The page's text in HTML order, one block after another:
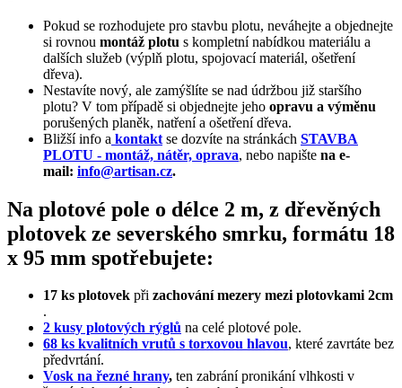
Pokud se rozhodujete pro stavbu plotu, neváhejte a objednejte
si rovnou montáž plotu s kompletní nabídkou materiálu a
dalších služeb (výplň plotu, spojovací materiál, ošetření
dřeva).
Nestavíte nový, ale zamýšlíte se nad údržbou již staršího
plotu? V tom případě si objednejte jeho opravu a výměnu
porušených planěk, natření a ošetření dřeva.
Bližší info a kontakt se dozvíte na stránkách STAVBA
PLOTU - montáž, nátěr, oprava, nebo napište na e-
mail: info@artisan.cz.
Na plotové pole o délce 2 m, z dřevěných
plotovek ze severského smrku, formátu 18
x 95 mm spotřebujete:
17 ks plotovek při zachování mezery​ mezi plotovkami 2cm
.
2 kusy plotových rýglů ​ na celé plotové pole.
68 ks kvalitních vrutů​ s torxovou hlavou, které zavrtáte bez
předvrtání.
Vosk na řezné hrany, ten zabrání pronikání vlhkosti v